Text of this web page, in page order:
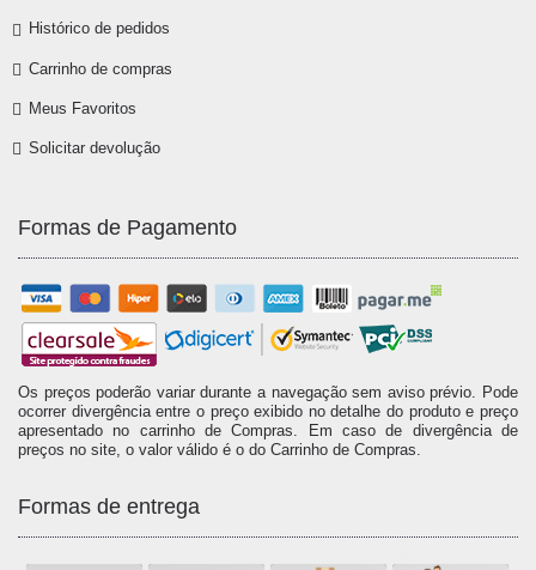
Histórico de pedidos
Carrinho de compras
Meus Favoritos
Solicitar devolução
Formas de Pagamento
Os preços poderão variar durante a navegação sem aviso prévio. Pode
ocorrer divergência entre o preço exibido no detalhe do produto e preço
apresentado no carrinho de Compras. Em caso de divergência de
preços no site, o valor válido é o do Carrinho de Compras.
Formas de entrega